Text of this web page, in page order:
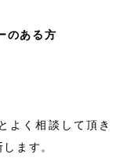
のある方
よく相談して頂き
ます。